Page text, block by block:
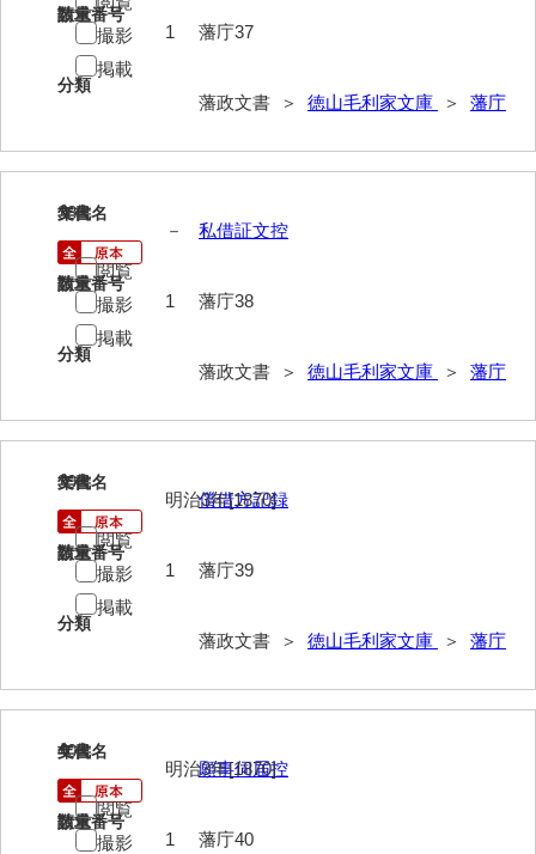
家来分限帳
古記
異国船漂着
寺社・町方
建白書・諸隊規約
擬対問録
風説書
新聞
藩庁
請求番号
藩庁37
分類
藩政文書 ＞ 徳山毛利家文庫 ＞ 藩庁
数量
1
撮影
掲載
38
文書名
私借証文控
請求番号
藩庁38
分類
藩政文書 ＞ 徳山毛利家文庫 ＞ 藩庁
年代
－
数量
1
閲覧
撮影
掲載
39
文書名
償借方記録
請求番号
藩庁39
分類
藩政文書 ＞ 徳山毛利家文庫 ＞ 藩庁
年代
明治3年[1870]
数量
1
閲覧
撮影
掲載
40
文書名
願事伺届控
請求番号
藩庁40
年代
明治3年[1870]
数量
1
閲覧
撮影